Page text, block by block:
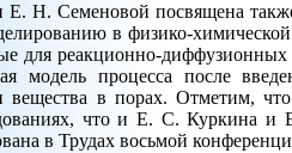
Н. Семеновой посвящена
в физико-
для реакционно-
модель процесса после
вещества в порах. Отметим,
что и Е. С. Куркина и
в Трудах восьмой